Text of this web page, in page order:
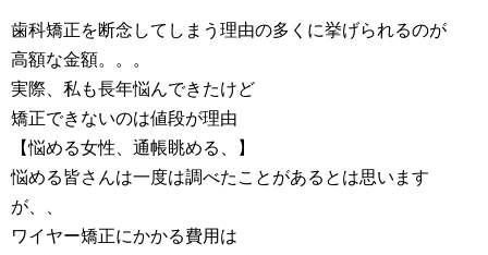
歯科矯正を断念してしまう理由の多くに挙げられるのが
高額な金額。。。
実際、私も長年悩んできたけど
矯正できないのは値段が理由
【悩める女性、通帳眺める、】
悩める皆さんは一度は調べたことがあるとは思います
が、、
ワイヤー矯正にかかる費用は